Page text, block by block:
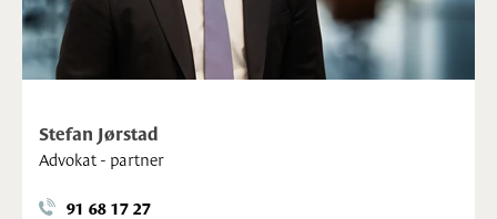
Stefan Jørstad
Advokat - partner
91 68 17 27